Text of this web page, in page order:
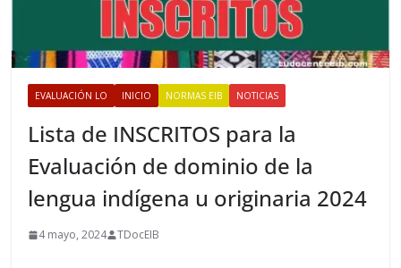
EVALUACIÓN LO INICIO NORMAS EIB NOTICIAS
Lista de INSCRITOS para la
Evaluación de dominio de la
lengua indígena u originaria 2024
4 mayo, 2024 TDocEIB